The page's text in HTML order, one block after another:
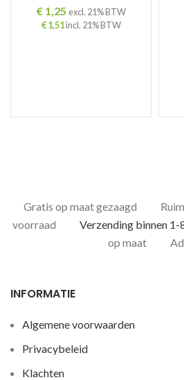
€1,25 excl. 21% BTW
€1,51incl. 21% BTW
Gratis op maat gezaagd
voorraad
Verzending binnen
op maat
INFORMATIE
Algemene voorwaarden
Privacybeleid
Klachten